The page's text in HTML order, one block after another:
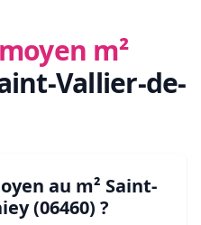
m²
Vallier-de-
au m² Saint-
(06460) ?